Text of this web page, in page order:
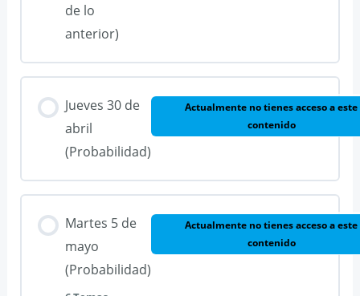
de lo
anterior)
Jueves 30 de
abril
(Probabilidad)
Actualmente no tienes acceso a este
contenido
Martes 5 de
mayo
(Probabilidad)
Actualmente no tienes acceso a este
contenido